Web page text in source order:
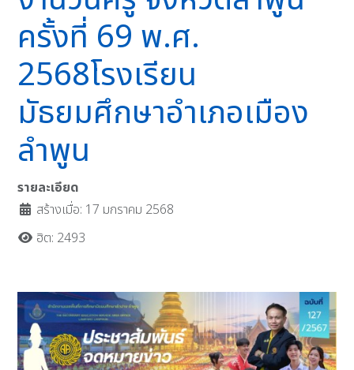
ครั้งที่ 69 พ.ศ.
2568โรงเรียน
มัธยมศึกษาอำเภอเมือง
ลำพูน
รายละเอียด
สร้างเมื่อ: 17 มกราคม 2568
ฮิต: 2493